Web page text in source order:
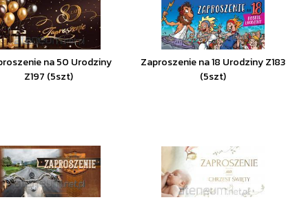
na 50 Urodziny
Z197 (5szt)
Zaproszenie na 18 Urodziny Z183
(5szt)